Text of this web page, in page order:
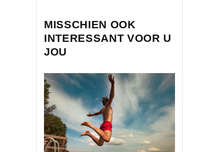
MISSCHIEN OOK
INTERESSANT VOOR U
JOU